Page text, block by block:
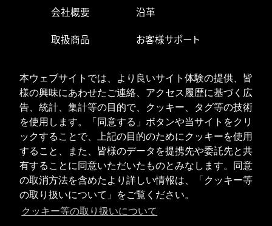
本ウェブサイトでは、より良いサイト体験の提供、皆
様の興味にあわせたご連絡、アクセス履歴に基づく広
告、統計、集計等の目的で、クッキー、タグ等の技術
を使用します。「同意する」ボタンや当サイトをクリ
ックすることで、上記の目的のためにクッキーを使用
すること、また、皆様のデータを提携先や委託先と共
有することに同意いただいたものとみなします。同意
の取消方法を含めたより詳しい情報は、「クッキー等
の取り扱いについて」をご覧ください。
クッキー等の取り扱いについて
会社概要 沿革
取扱商品 お客様サポート
お問い合わせ
ISOへの取り組み
個人情報の取り扱い
クッキーポリシー
JPN ENG